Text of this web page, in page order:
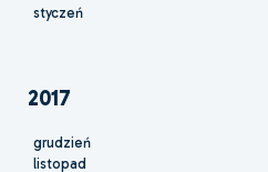
styczeń
2017
grudzień
listopad